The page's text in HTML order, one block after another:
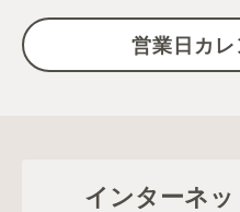
営業日カ
インターネ